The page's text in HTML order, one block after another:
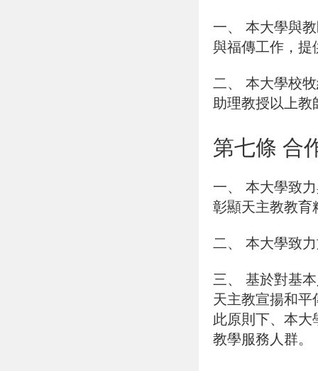
一、
本大學與
與福傳工作，提
二、
本大學校
助理教授以上教
第七條 合
一、
本大學致
彰顯天主教教育
二、 本大學致
三、
基於對基
天主教宣揚和平
此原則下、本大
教學服務人群。